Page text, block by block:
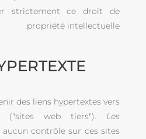
strictement ce droit de
propriété intellectuelle.
des liens hypertextes vers
("sites web tiers"). Les
contrôle sur ces sites